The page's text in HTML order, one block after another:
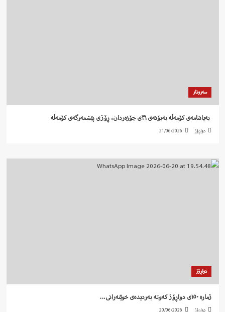
سەروتار
‍ بەیاننامەی کۆمەڵە بەبۆنەی ٣١ی جۆزەردان، ڕۆژی پێشمەرگەی کۆمەڵە
دواڕۆژ 21/06/2026
دواڕۆژ
ژمارە ١٥٠ی دواڕۆژ کەوتە بەردیدەی خوێنەرانی…
دواڕۆژ 20/06/2026